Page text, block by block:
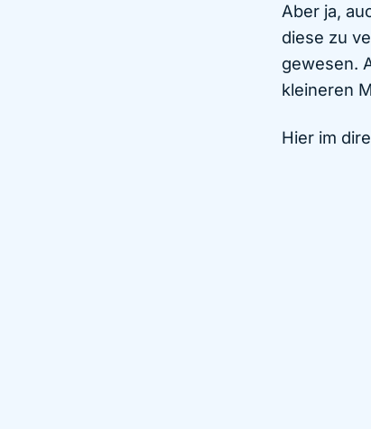
Aber ja,
diese zu
gewesen.
kleineren
Hier im